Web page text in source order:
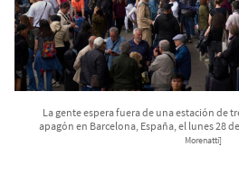
La gente espera fuera de una estación de
apagón en Barcelona, España, el lunes 28
Morenatti]